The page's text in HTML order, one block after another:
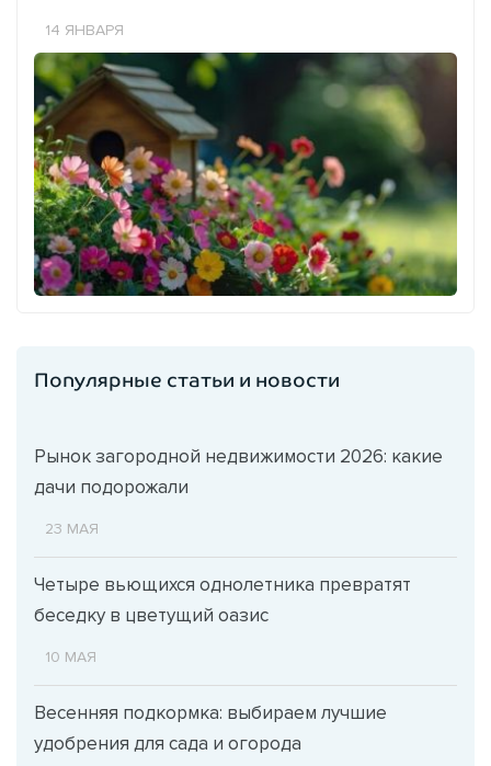
14 ЯНВАРЯ
Популярные статьи и новости
Рынок загородной недвижимости 2026: какие
дачи подорожали
23 МАЯ
Четыре вьющихся однолетника превратят
беседку в цветущий оазис
10 МАЯ
Весенняя подкормка: выбираем лучшие
удобрения для сада и огорода